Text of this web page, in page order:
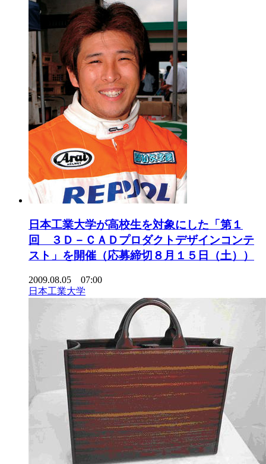
日本工業大学が高校生を対象にした「第１
回 ３Ｄ－ＣＡＤプロダクトデザインコンテ
スト」を開催（応募締切８月１５日（土））
2009.08.05 07:00
日本工業大学